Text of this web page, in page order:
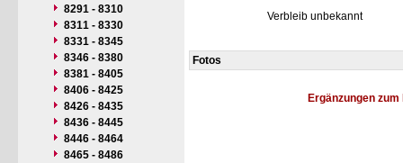
8291 - 8310
8311 - 8330
8331 - 8345
8346 - 8380
8381 - 8405
8406 - 8425
8426 - 8435
8436 - 8445
8446 - 8464
8465 - 8486
Verbleib unbekannt
Fotos
Ergänzungen